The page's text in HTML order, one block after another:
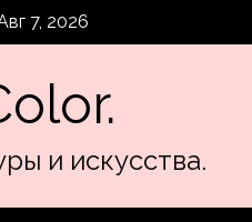
7, 2026
и искусства.